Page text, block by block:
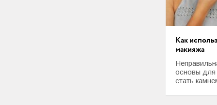
Как
макияжа
основы для
стать